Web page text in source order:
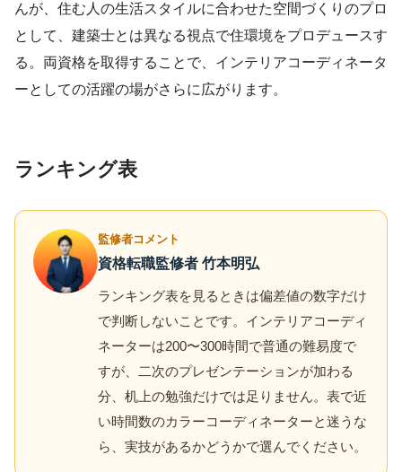
んが、住む人の生活スタイルに合わせた空間づくりのプロ
として、建築士とは異なる視点で住環境をプロデュースす
る。両資格を取得することで、インテリアコーディネータ
ーとしての活躍の場がさらに広がります。
ランキング表
監修者コメント
資格転職監修者 竹本明弘
ランキング表を見るときは偏差値の数字だけ
で判断しないことです。インテリアコーディ
ネーターは200〜300時間で普通の難易度で
すが、二次のプレゼンテーションが加わる
分、机上の勉強だけでは足りません。表で近
い時間数のカラーコーディネーターと迷うな
ら、実技があるかどうかで選んでください。